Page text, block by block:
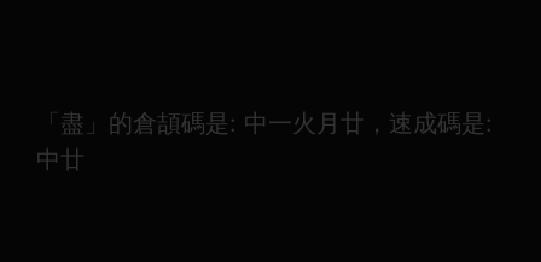
「盡」的倉頡碼是: 中一火月廿，速成碼是:
中廿